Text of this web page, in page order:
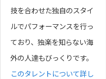
技を合わせた独自のスタイ
ルでパフォーマンスを行っ
ており、独楽を知らない海
外の人達もびっくりです。
このタレントについて詳し